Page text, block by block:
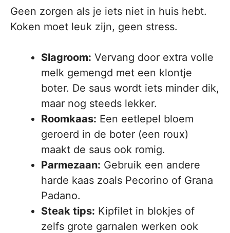
Geen zorgen als je iets niet in huis hebt.
Koken moet leuk zijn, geen stress.
Slagroom: Vervang door extra volle
melk gemengd met een klontje
boter. De saus wordt iets minder dik,
maar nog steeds lekker.
Roomkaas: Een eetlepel bloem
geroerd in de boter (een roux)
maakt de saus ook romig.
Parmezaan: Gebruik een andere
harde kaas zoals Pecorino of Grana
Padano.
Steak tips: Kipfilet in blokjes of
zelfs grote garnalen werken ook